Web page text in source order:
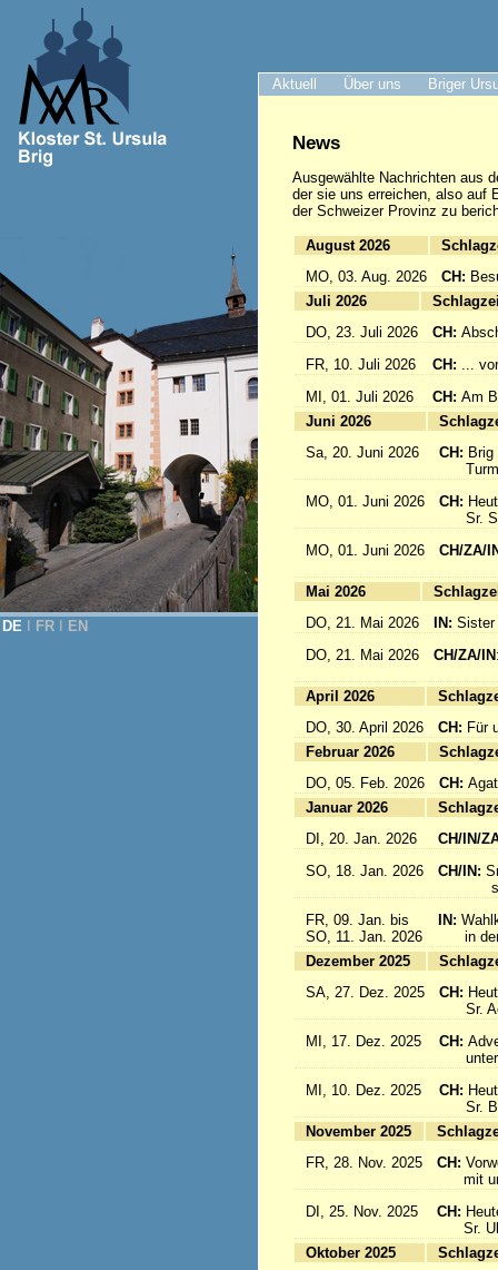
Aktuell Über uns Briger
DE FR EN
News
Ausgewählte Nachrichten aus
der sie uns erreichen, also auf
der Schweizer Provinz zu
August 2026
MO, 03. Aug. 2026
CH:
Juli 2026
DO, 23. Juli 2026
CH:
FR, 10. Juli 2026
CH: ...
MI, 01. Juli 2026
CH: Am
Juni 2026
Sa, 20. Juni 2026
CH:
MO, 01. Juni 2026
CH:
Sr.
MO, 01. Juni 2026
CH/ZA/
Mai 2026
DO, 21. Mai 2026
IN: Sister
DO, 21. Mai 2026
CH/ZA/IN
April 2026
DO, 30. April 2026
CH: Für
Februar 2026
DO, 05. Feb. 2026
CH:
Januar 2026
DI, 20. Jan. 2026
CH/IN/
SO, 18. Jan. 2026
CH/IN:
sind
FR, 09. Jan. bis
SO, 11. Jan. 2026
IN:
in der
Dezember 2025
SA, 27. Dez. 2025
CH:
Sr.
MI, 17. Dez. 2025
CH:
unter
MI, 10. Dez. 2025
CH:
Sr.
November 2025
FR, 28. Nov. 2025
CH:
mit
DI, 25. Nov. 2025
CH:
Sr.
Oktober 2025